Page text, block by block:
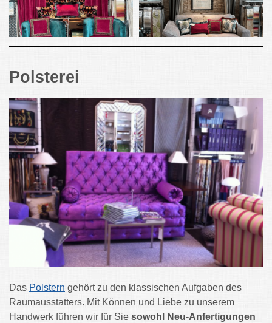
Polsterei
Das Polstern gehört zu den klassischen Aufgaben des
Raumausstatters. Mit Können und Liebe zu unserem
Handwerk führen wir für Sie sowohl Neu-Anfertigungen